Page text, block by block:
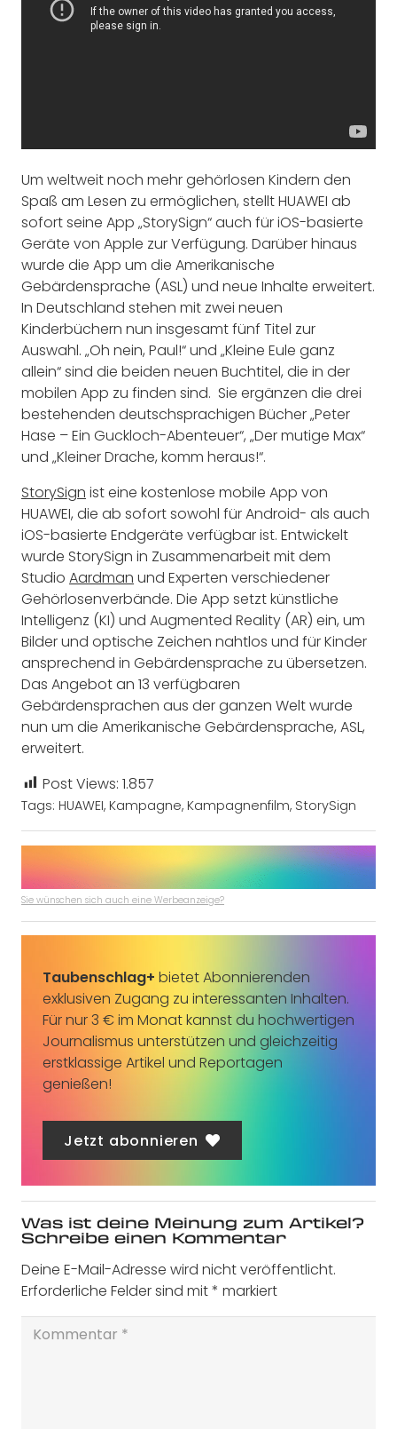
Um weltweit noch mehr gehörlosen Kindern den
Spaß am Lesen zu ermöglichen, stellt HUAWEI ab
sofort seine App „StorySign“ auch für iOS-basierte
Geräte von Apple zur Verfügung. Darüber hinaus
wurde die App um die Amerikanische
Gebärdensprache (ASL) und neue Inhalte erweitert.
In Deutschland stehen mit zwei neuen
Kinderbüchern nun insgesamt fünf Titel zur
Auswahl. „Oh nein, Paul!“ und „Kleine Eule ganz
allein“ sind die beiden neuen Buchtitel, die in der
mobilen App zu finden sind. Sie ergänzen die drei
bestehenden deutschsprachigen Bücher „Peter
Hase – Ein Guckloch-Abenteuer“, „Der mutige Max“
und „Kleiner Drache, komm heraus!“.
StorySign ist eine kostenlose mobile App von
HUAWEI, die ab sofort sowohl für Android- als auch
iOS-basierte Endgeräte verfügbar ist. Entwickelt
wurde StorySign in Zusammenarbeit mit dem
Studio Aardman und Experten verschiedener
Gehörlosenverbände. Die App setzt künstliche
Intelligenz (KI) und Augmented Reality (AR) ein, um
Bilder und optische Zeichen nahtlos und für Kinder
ansprechend in Gebärdensprache zu übersetzen.
Das Angebot an 13 verfügbaren
Gebärdensprachen aus der ganzen Welt wurde
nun um die Amerikanische Gebärdensprache, ASL,
erweitert.
Post Views: 1.857
Tags: HUAWEI, Kampagne, Kampagnenfilm, StorySign
Sie wünschen sich auch eine Werbeanzeige?
Taubenschlag+ bietet Abonnierenden
exklusiven Zugang zu interessanten Inhalten.
Für nur 3 € im Monat kannst du hochwertigen
Journalismus unterstützen und gleichzeitig
erstklassige Artikel und Reportagen
genießen!
Jetzt abonnieren
Was ist deine Meinung zum Artikel?
Schreibe einen Kommentar
Deine E-Mail-Adresse wird nicht veröffentlicht.
Erforderliche Felder sind mit* markiert